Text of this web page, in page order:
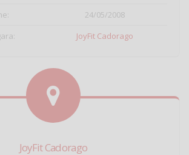
24/05/2008
JoyFit Cadorago
JoyFit Cadorago